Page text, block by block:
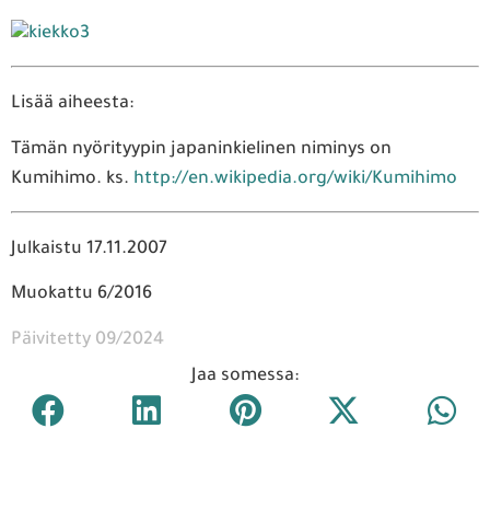
Lisää aiheesta:
Tämän nyörityypin japaninkielinen niminys on
Kumihimo. ks. http://en.wikipedia.org/wiki/Kumihimo
Julkaistu 17.11.2007
Muokattu 6/2016
Päivitetty 09/2024
Jaa somessa: